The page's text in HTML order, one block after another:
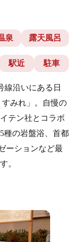
泉 露天風呂
駅近 駐車
線沿いにある日
みれ」。自慢の
テン社とコラボ
種の岩盤浴、首都
ーションなど最
。